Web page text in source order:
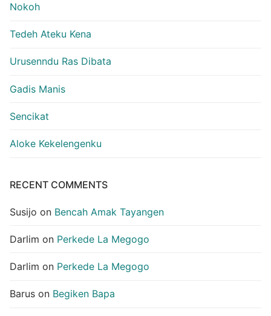
Nokoh
Tedeh Ateku Kena
Urusenndu Ras Dibata
Gadis Manis
Sencikat
Aloke Kekelengenku
RECENT COMMENTS
Susijo on Bencah Amak Tayangen
Darlim on Perkede La Megogo
Darlim on Perkede La Megogo
Barus on Begiken Bapa